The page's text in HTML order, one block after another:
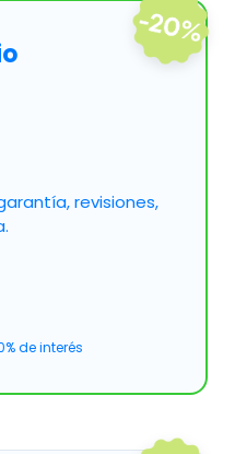
revisiones,
de interés